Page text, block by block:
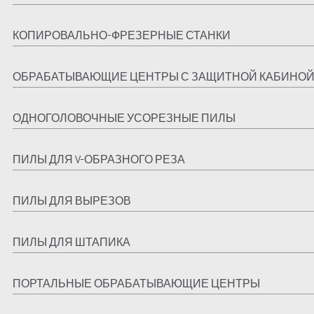
КОПИРОВАЛЬНО-ФРЕЗЕРНЫЕ СТАНКИ
ОБРАБАТЫВАЮЩИЕ ЦЕНТРЫ С ЗАЩИТНОЙ КАБИНОЙ
ОДНОГОЛОВОЧНЫЕ УСОРЕЗНЫЕ ПИЛЫ
ПИЛЫ ДЛЯ V-ОБРАЗНОГО РЕЗА
ПИЛЫ ДЛЯ ВЫРЕЗОВ
ПИЛЫ ДЛЯ ШТАПИКА
ПОРТАЛЬНЫЕ ОБРАБАТЫВАЮЩИЕ ЦЕНТРЫ